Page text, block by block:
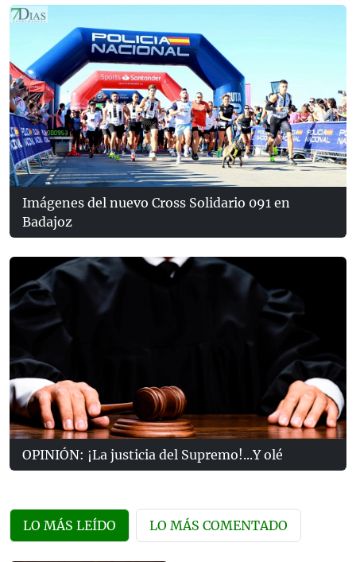
Imágenes del nuevo Cross Solidario 091 en
Badajoz
OPINIÓN: ¡La justicia del Supremo!...Y olé
LO MÁS LEÍDO LO MÁS COMENTADO